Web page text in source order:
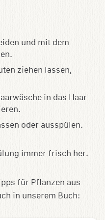
und mit dem
ziehen lassen,
in das Haar
oder ausspülen.
immer frisch her.
für Pflanzen aus
in unserem Buch: